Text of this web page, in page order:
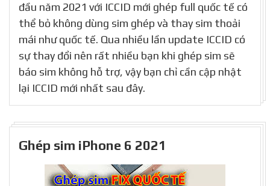
đầu năm 2021 với ICCID mới ghép full quốc tế có
thể bỏ không dùng sim ghép và thay sim thoải
mái như quốc tế. Qua nhiều lần update ICCID có
sự thay đổi nên rất nhiều bạn khi ghép sim sẽ
báo sim không hỗ trợ, vậy bạn chỉ cần cập nhật
lại ICCID mới nhất sau đây.
Ghép sim iPhone 6 2021